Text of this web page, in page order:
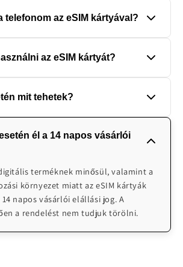
termékünk mellett a leírásban fel van
újra tudjuk tölteni a már meglévőt.
telefonom az eSIM kártyával?
készüléked alkalmas-e az eSIM
az eSIM kártyát?
az általunk küldött QR kódot a
mit tehetek?
biztosít probléma esetén. Illetve
24:00 elérhetőek vagyunk
él a 14 napos vásárlói
terméknek minősül, valamint a
környezet miatt az eSIM kártyák
napos vásárlói elállási jog. A
a rendelést nem tudjuk törölni.